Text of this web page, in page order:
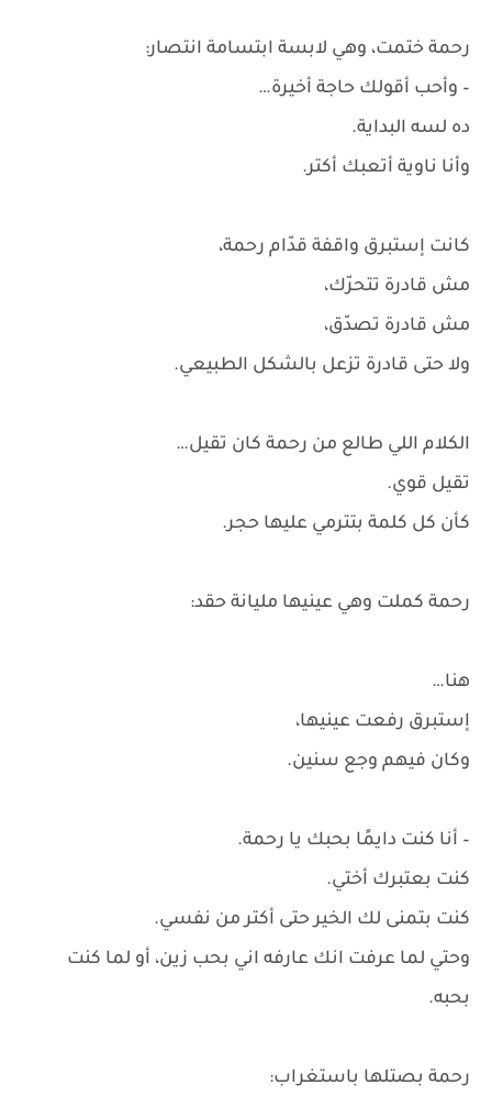
رحمة ختمت، وهي لابسة ابتسامة انتصار:
– وأحب أقولك حاجة أخيرة…
ده لسه البداية.
وأنا ناوية أتعبك أكتر.
كانت إستبرق واقفة قدّام رحمة،
مش قادرة تتحرّك،
مش قادرة تصدّق،
ولا حتى قادرة تزعل بالشكل الطبيعي.
الكلام اللي طالع من رحمة كان تقيل…
تقيل قوي.
كأن كل كلمة بتترمي عليها حجر.
رحمة كملت وهي عينيها مليانة حقد:
هنا…
إستبرق رفعت عينيها،
وكان فيهم وجع سنين.
– أنا كنت دايمًا بحبك يا رحمة.
كنت بعتبرك أختي.
كنت بتمنى لك الخير حتى أكتر من نفسي.
وحتي لما عرفت انك عارفه اني بحب زين، أو لما كنت
بحبه.
رحمة بصتلها باستغراب: